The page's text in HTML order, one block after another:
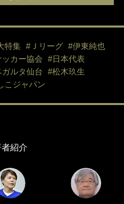
特集 #Ｊリーグ
#伊東純也
カー協会
#日本代表
ガルタ仙台
#松木玖生
こジャパン
紹介